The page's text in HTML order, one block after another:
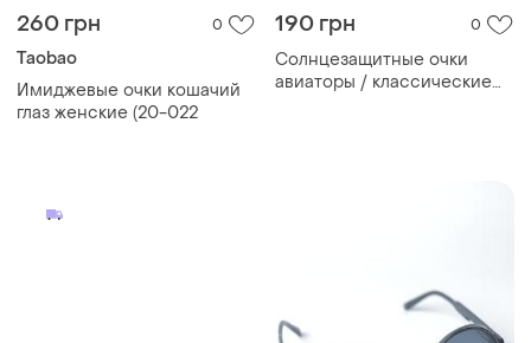
260 грн 0
Taobao
Имиджевые очки кошачий
глаз женские (20-022
190 грн 0
Солнцезащитные очки
авиаторы / классические